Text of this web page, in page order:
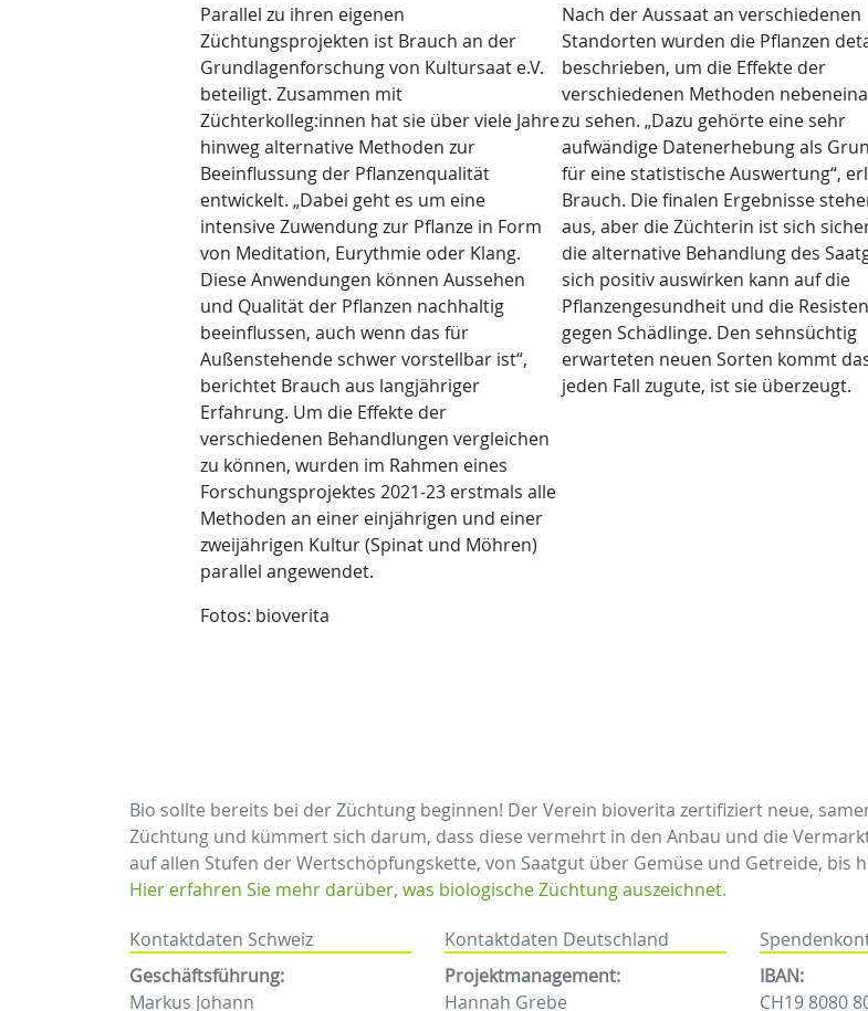
Parallel zu ihren eigenen
Züchtungsprojekten ist Brauch an der
Grundlagenforschung von Kultursaat e.V.
beteiligt. Zusammen mit
Züchterkolleg:innen hat sie über viele Jahre
hinweg alternative Methoden zur
Beeinflussung der Pflanzenqualität
entwickelt. „Dabei geht es um eine
intensive Zuwendung zur Pflanze in Form
von Meditation, Eurythmie oder Klang.
Diese Anwendungen können Aussehen
und Qualität der Pflanzen nachhaltig
beeinflussen, auch wenn das für
Außenstehende schwer vorstellbar ist“,
berichtet Brauch aus langjähriger
Erfahrung. Um die Effekte der
verschiedenen Behandlungen vergleichen
zu können, wurden im Rahmen eines
Forschungsprojektes 2021-23 erstmals alle
Methoden an einer einjährigen und einer
zweijährigen Kultur (Spinat und Möhren)
parallel angewendet.
Nach der Aussaat an verschiedenen
Standorten wurden die Pflanzen
beschrieben, um die Effekte der
verschiedenen Methoden
zu sehen. „Dazu gehörte eine sehr
aufwändige Datenerhebung als
für eine statistische Auswertung“,
Brauch. Die finalen Ergebnisse
aus, aber die Züchterin ist sich
die alternative Behandlung des
sich positiv auswirken kann auf die
Pflanzengesundheit und die
gegen Schädlinge. Den sehnsüchtig
erwarteten neuen Sorten kommt
jeden Fall zugute, ist sie überzeugt.
Fotos: bioverita
Bio sollte bereits bei der Züchtung beginnen! Der Verein bioverita zertifiziert neue,
Züchtung und kümmert sich darum, dass diese vermehrt in den Anbau und die
auf allen Stufen der Wertschöpfungskette, von Saatgut über Gemüse und Getreide, bis
Hier erfahren Sie mehr darüber, was biologische Züchtung auszeichnet.
Kontaktdaten Schweiz
Geschäftsführung:
Markus Johann
Kontaktdaten Deutschland
Projektmanagement:
Hannah Grebe
IBAN:
CH19 8080